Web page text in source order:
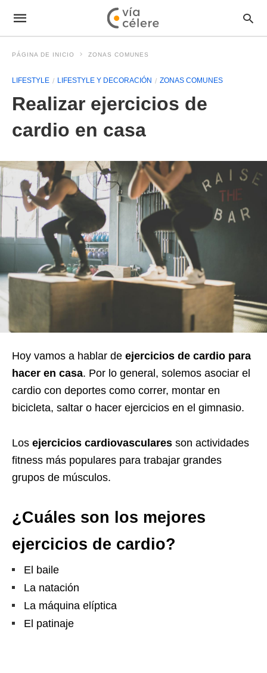
PÁGINA DE INICIO ZONAS COMUNES
LIFESTYLE LIFESTYLE Y DECORACIÓN ZONAS COMUNES
Realizar ejercicios de
cardio en casa
Hoy vamos a hablar de ejercicios de cardio para
hacer en casa. Por lo general, solemos asociar el
cardio con deportes como correr, montar en
bicicleta, saltar o hacer ejercicios en el gimnasio.
Los ejercicios cardiovasculares son actividades
fitness más populares para trabajar grandes
grupos de músculos.
¿Cuáles son los mejores
ejercicios de cardio?
El baile
La natación
La máquina elíptica
El patinaje